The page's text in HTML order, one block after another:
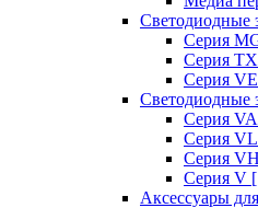
Светодиодные
Серия
Серия
Серия
Светодиодные
Серия VA
Серия VL
Серия VH
Серия V
Аксессуары